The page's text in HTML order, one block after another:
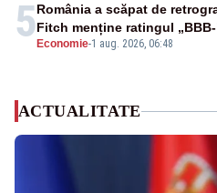
5 Economie-1 aug. 2026, 06:48
România a scăpat de
Fitch menține ratingul
ACTUALITATE